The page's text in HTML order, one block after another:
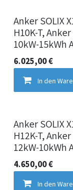
Anker SOLIX
H10K-T, Anker
10kW-15kWh
6.025,00€
In den
Anker SOLIX
H12K-T, Anker
12kW-10kWh
4.650,00€
In den